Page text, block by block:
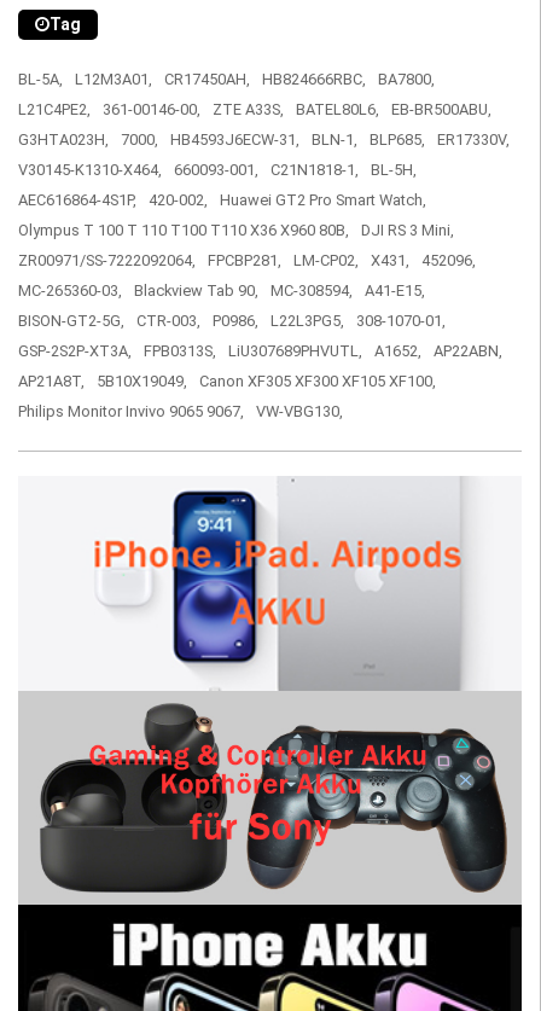
Tag
BL-5A, L12M3A01, CR17450AH, HB824666RBC,
BA7800,
L21C4PE2,
361-00146-00, ZTE A33S, BATEL80L6,
EB-BR500ABU,
G3HTA023H,
7000, HB4593J6ECW-31, BLN-1, BLP685,
ER17330V,
V30145-K1310-X464,
660093-001, C21N1818-1,
BL-5H,
AEC616864-4S1P,
420-002,
Huawei GT2 Pro Smart Watch,
Olympus T 100 T 110 T100 T110 X36 X960 80B,
DJI RS 3 Mini,
ZR00971/SS-7222092064,
FPCBP281, LM-CP02, X431,
452096,
MC-265360-03,
Blackview Tab 90, MC-308594,
A41-E15,
BISON-GT2-5G,
CTR-003, P0986, L22L3PG5,
308-1070-01,
GSP-2S2P-XT3A,
FPB0313S, LiU307689PHVUTL, A1652,
AP22ABN,
AP21A8T,
5B10X19049,
Canon XF305 XF300 XF105 XF100,
Philips Monitor Invivo 9065 9067,
VW-VBG130,